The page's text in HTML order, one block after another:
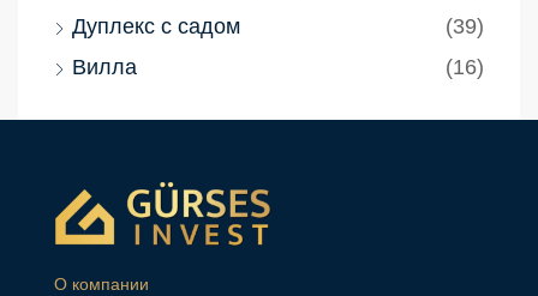
Дуплекс с садом
(39)
Вилла
(16)
О компании